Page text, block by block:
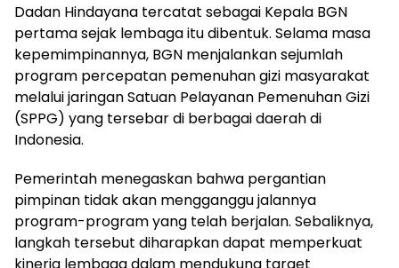
Dadan Hindayana tercatat sebagai Kepala BGN
pertama sejak lembaga itu dibentuk. Selama masa
kepemimpinannya, BGN menjalankan sejumlah
program percepatan pemenuhan gizi masyarakat
melalui jaringan Satuan Pelayanan Pemenuhan Gizi
(SPPG) yang tersebar di berbagai daerah di
Indonesia.
Pemerintah menegaskan bahwa pergantian
pimpinan tidak akan mengganggu jalannya
program-program yang telah berjalan. Sebaliknya,
langkah tersebut diharapkan dapat memperkuat
kinerja lembaga dalam mendukung target